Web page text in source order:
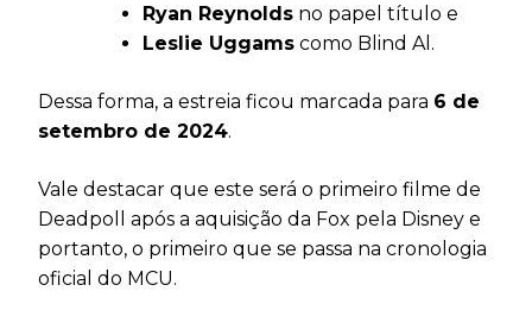
Ryan Reynolds no papel título e
Leslie Uggams como Blind Al.
Dessa forma, a estreia ficou marcada para 6 de
setembro de 2024.
Vale destacar que este será o primeiro filme de
Deadpoll após a aquisição da Fox pela Disney e
portanto, o primeiro que se passa na cronologia
oficial do MCU.